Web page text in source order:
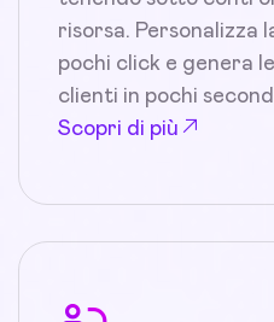
risorsa. Personalizza
pochi click e genera
clienti in pochi
Scopri di più